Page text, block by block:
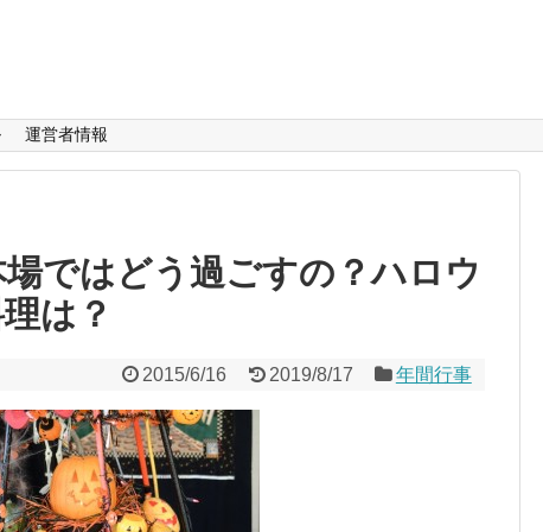
運営者情報
ではどう過ごすの？ハロウ
は？
2015/6/16 2019/8/17 年間行事